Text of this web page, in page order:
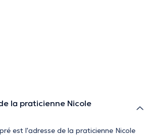
la praticienne Nicole
est l'adresse de la praticienne Nicole